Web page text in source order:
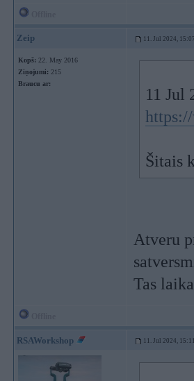
Zeip 11. Jul 2024,
Kopš: 22. May 2016
Ziņojumi: 215
Braucu ar:
11 Jul
Šitais
Atveru
Tas
RSAWorkshop 11. Jul 2024,